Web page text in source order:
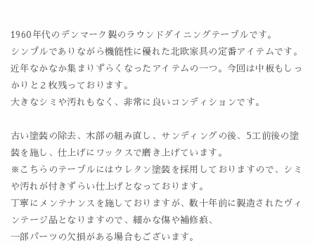
1960年代のデンマーク製のラウンドダイニングテーブルです。
シンプルでありながら機能性に優れた北欧家具の定番アイテムです。
近年なかなか集まりずらくなったアイテムの一つ。今回は中板もしっ
かりと２枚残っております。
大きなシミや汚れもなく、非常に良いコンディションです。
古い塗装の除去、木部の組み直し、サンディングの後、5工前後の塗
装を施し、仕上げにワックスで磨き上げています。
※こちらのテーブルにはウレタン塗装を採用しておりますので、シミ
や汚れが付きずらい仕上げとなっております。
丁寧にメンテナンスを施しておりますが、数十年前に製造されたヴィ
ンテージ品となりますので、細かな傷や補修痕、
一部パーツの欠損がある場合もございます。